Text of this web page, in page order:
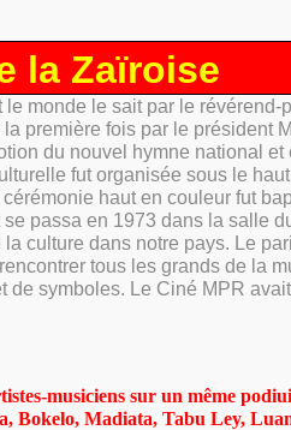
la Zaïroise
monde le sait par le révérend-
première fois par le président
du nouvel hymne national et
fut organisée sous le
haut en couleur fut
passa en 1973 dans la salle
culture dans notre pays. Le
tous les grands de la
de symboles. Le Ciné MPR
musiciens sur un même
Bokelo, Madiata, Tabu Ley,